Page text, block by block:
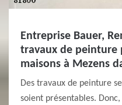
Entreprise Bauer,
travaux de peinture
maisons à Mezens
Des travaux de peinture
soient présentables.